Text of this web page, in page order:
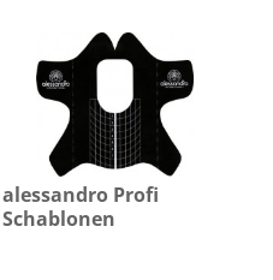
alessandro Profi
Schablonen